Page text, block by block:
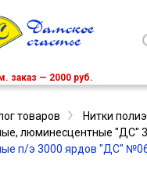
заказ — 2000 руб.
товаров
Нитки
люминесцентные "ДС"
п/э 3000 ярдов "ДС"